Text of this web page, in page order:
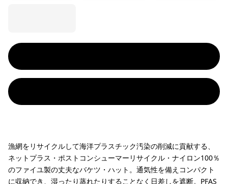
漁網をリサイクルして海洋プラスチック汚染の削減に貢献する、
ネットプラス・ポストコンシューマーリサイクル・ナイロン100％
のファイユ製の丈夫なバケツ・ハット。通気性を備えコンパクト
に収納でき、湿ったり蒸れたりすることなく日差しを遮断。PFAS